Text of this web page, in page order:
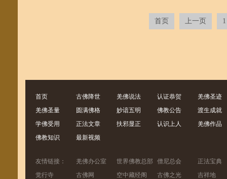
首页 上一页 1
首页 古佛降世 羌佛说法 认证恭贺
羌佛圣迹
羌佛圣量
圆满佛格 妙谙五明 佛教公告
渡生成就
学佛受用
正法文章 扶邪显正 认识上人
羌佛作品
佛教知识
最新视频
友情链接： 羌佛办公室 世界佛教总部 僧尼总会
正法宝典
觉行寺
古佛网 空中藏经阁 古佛之光 吉祥地